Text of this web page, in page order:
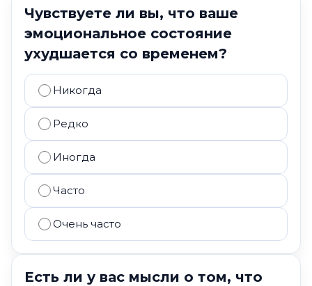
Чувствуете ли вы, что ваше
эмоциональное состояние
ухудшается со временем?
Никогда
Редко
Иногда
Часто
Очень часто
Есть ли у вас мысли о том, что